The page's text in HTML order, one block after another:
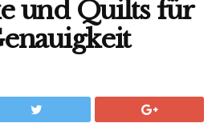
und Quilts für